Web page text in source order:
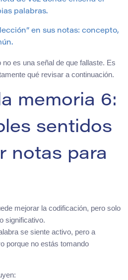
palabras.
en sus notas: concepto,
es una señal de que fallaste. Es
qué revisar a continuación.
memoria 6:
sentidos
notas para
mejorar la codificación, pero solo
significativo.
se siente activo, pero a
porque no estás tomando